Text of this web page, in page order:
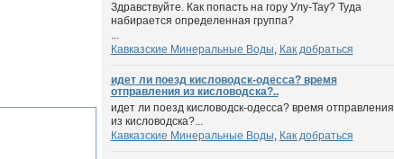
Здравствуйте. Как попасть на гору Улу-Тау? Туда
набирается определенная группа?
...
Кавказские Минеральные Воды, Как добраться
идет ли поезд кисловодск-одесса? время
отправления из кисловодска?..
идет ли поезд кисловодск-одесса? время отправления
из кисловодска?...
Кавказские Минеральные Воды, Как добраться